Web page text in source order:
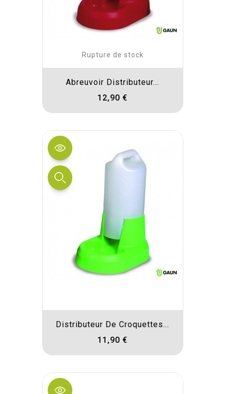
Rupture de stock
Abreuvoir Distributeur...
12,90 €
Distributeur De Croquettes...
11,90 €